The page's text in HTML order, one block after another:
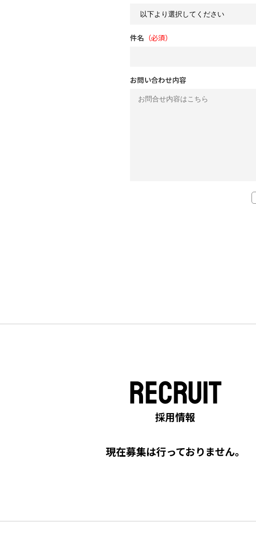
件名 （必須）
お問い合わせ内容
RECRUIT
採用情報
現在募集は行っておりません。